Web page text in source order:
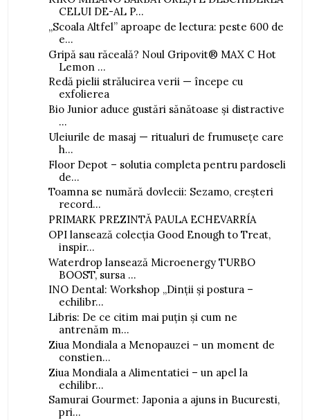
CELUI DE-AL P...
„Scoala Altfel” aproape de lectura: peste 600 de
e...
Gripă sau răceală? Noul Gripovit® MAX C Hot
Lemon ...
Redă pielii strălucirea verii — începe cu
exfolierea
Bio Junior aduce gustări sănătoase și distractive
...
Uleiurile de masaj — ritualuri de frumusețe care
h...
Floor Depot – solutia completa pentru pardoseli
de...
Toamna se numără dovlecii: Sezamo, creșteri
record...
PRIMARK PREZINTĂ PAULA ECHEVARRÍA
OPI lansează colecția Good Enough to Treat,
inspir...
Waterdrop lansează Microenergy TURBO
BOOST, sursa ...
INO Dental: Workshop „Dinții și postura –
echilibr...
Libris: De ce citim mai puțin și cum ne
antrenăm m...
Ziua Mondiala a Menopauzei – un moment de
constien...
Ziua Mondiala a Alimentatiei – un apel la
echilibr...
Samurai Gourmet: Japonia a ajuns in Bucuresti,
pri...